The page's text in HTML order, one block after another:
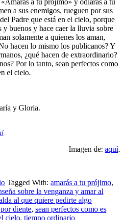
a sus enemigos, rueguen por sus
Padre que está en el cielo, porque
y buenos y hace caer la lluvia sobre
solamente a quienes los aman,
hacen lo mismo los publicanos? Y
¿qué hacen de extraordinario?
Por lo tanto, sean perfectos como
el cielo.
y Gloria.
.
Imagen de: aquí.
Tagged With: amarás a tu prójimo,
sobre la venganza y amar al
al que quiere pedirte algo
diente, sean perfectos como es
cielo, tiempo ordinario